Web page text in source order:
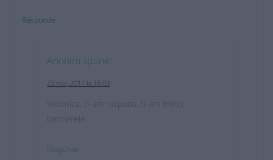
Răspunde
Anonim spune:
23 mai, 2011 la 18:03
Veronica, ti-am raspuns, ti-am trimis
bannerele.
Răspunde